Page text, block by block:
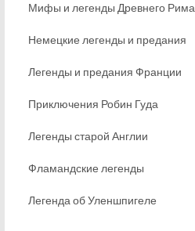
Мифы и легенды Древнего Рима
Немецкие легенды и предания
Легенды и предания Франции
Приключения Робин Гуда
Легенды старой Англии
Фламандские легенды
Легенда об Уленшпигеле